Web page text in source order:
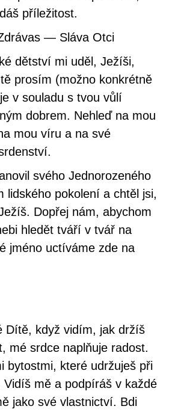
příležitost.
— Sláva Otci
dětství mi uděl, Ježíši,
prosím (možno konkrétně
v souladu s tvou vůlí
dobrem. Nehleď na mou
mou víru a na své
svého Jednorozeného
lidského pokolení a chtěl jsi,
Dopřej nám, abychom
hledět tváří v tvář na
jméno uctíváme zde na
Dítě, když vidím, jak držíš
mé srdce naplňuje radost.
bytostmi, které udržuješ při
Vidíš mě a podpíráš v každé
jako své vlastnictví. Bdi